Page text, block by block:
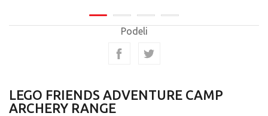
Podeli
LEGO FRIENDS ADVENTURE CAMP
ARCHERY RANGE